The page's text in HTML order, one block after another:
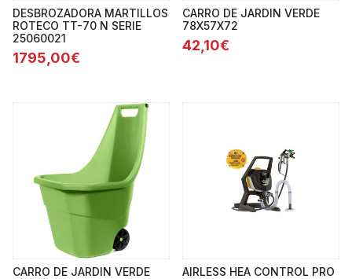
DESBROZADORA MARTILLOS
ROTECO TT-70 N SERIE
25060021
1795,00€
CARRO DE JARDIN VERDE
78X57X72
42,10€
CARRO DE JARDIN VERDE
AIRLESS HEA CONTROL PRO